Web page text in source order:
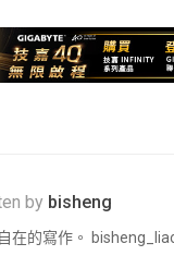
by bisheng
在的寫作。